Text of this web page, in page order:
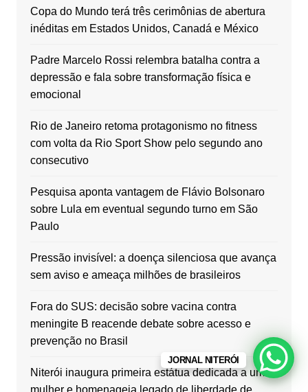
Copa do Mundo terá três cerimônias de abertura
inéditas em Estados Unidos, Canadá e México
Padre Marcelo Rossi relembra batalha contra a
depressão e fala sobre transformação física e
emocional
Rio de Janeiro retoma protagonismo no fitness
com volta da Rio Sport Show pelo segundo ano
consecutivo
Pesquisa aponta vantagem de Flávio Bolsonaro
sobre Lula em eventual segundo turno em São
Paulo
Pressão invisível: a doença silenciosa que avança
sem aviso e ameaça milhões de brasileiros
Fora do SUS: decisão sobre vacina contra
meningite B reacende debate sobre acesso e
prevenção no Brasil
Niterói inaugura primeira estátua dedicada a uma
mulher e homenageia legado de liberdade de
JORNAL NITERÓI